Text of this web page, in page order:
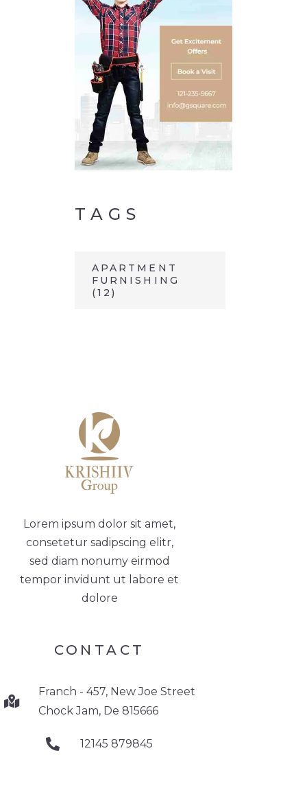
TAGS
APARTMENT
FURNISHING
(12)
Lorem ipsum dolor sit amet,
consetetur sadipscing elitr,
sed diam nonumy eirmod
tempor invidunt ut labore et
dolore
CONTACT
Franch - 457, New Joe Street
Chock Jam, De 815666
12145 879845